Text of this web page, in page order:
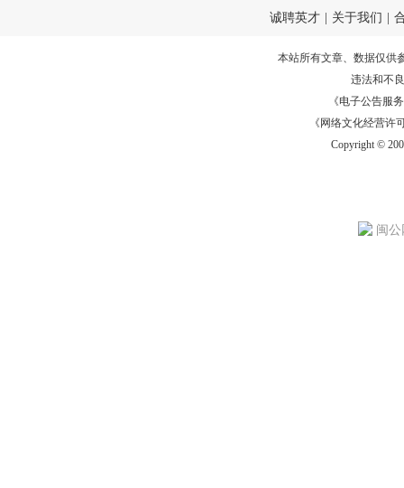
诚聘英才 关于我们
本站所有文章、数据仅供
违法和不
《电子公告服务
《网络文化经营许
Copyright ©
闽公